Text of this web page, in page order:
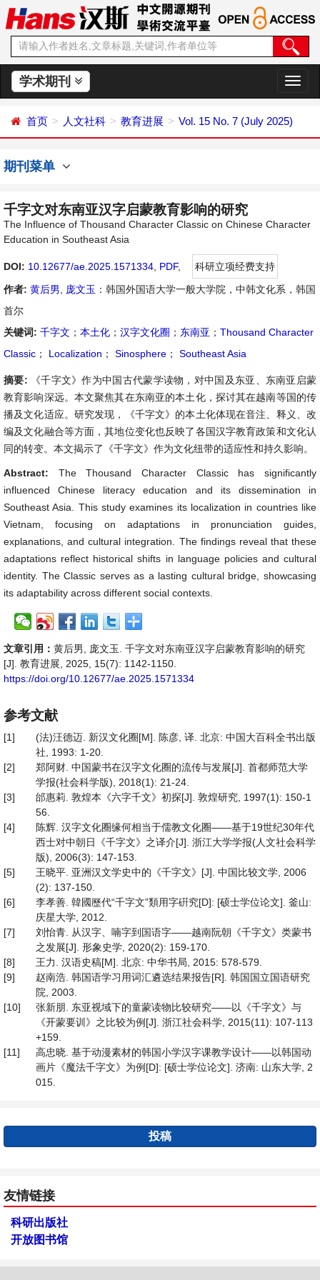
学术期刊
切
换
首页 人文社科 教育进展 Vol. 15 No. 7 (July 2025)
期刊菜单
千字文对东南亚汉字启蒙教育影响的研究
The Influence of Thousand Character Classic on Chinese Character
Education in Southeast Asia
DOI: 10.12677/ae.2025.1571334 PDF,
科研立项经费支持
作者: 黄后男 庞文玉 ：韩国外国语大学一般大学院，中韩文化系，韩国
首尔
关键词: 千字文 ； 本土化 ； 汉字文化圈 ； 东南亚 ； Thousand Character
Classic ； Localization ； Sinosphere ； Southeast Asia
摘要:
《千字文》作为中国古代蒙学读物，对中国及东亚、东南亚启蒙
教育影响深远。本文聚焦其在东南亚的本土化，探讨其在越南等国的传
播及文化适应。研究发现，《千字文》的本土化体现在音注、释义、改
编及文化融合等方面，其地位变化也反映了各国汉字教育政策和文化认
同的转变。本文揭示了《千字文》作为文化纽带的适应性和持久影响。
Abstract: The Thousand Character Classic has significantly
influenced Chinese literacy education and its dissemination in
Southeast Asia. This study examines its localization in countries like
Vietnam, focusing on adaptations in pronunciation guides,
explanations, and cultural integration. The findings reveal that these
adaptations reflect historical shifts in language policies and cultural
identity. The Classic serves as a lasting cultural bridge, showcasing
its adaptability across different social contexts.
文章引用： 黄后男, 庞文玉. 千字文对东南亚汉字启蒙教育影响的研究
[J]. 教育进展, 2025, 15(7): 1142-1150.
https://doi.org/10.12677/ae.2025.1571334
参考文献
[1]
(法)汪德迈. 新汉文化圈[M]. 陈彦, 译. 北京: 中国大百科全书出版
社, 1993: 1-20.
[2]
郑阿财. 中国蒙书在汉字文化圈的流传与发展[J]. 首都师范大学
学报(社会科学版), 2018(1): 21-24.
[3]
邰惠莉. 敦煌本《六字千文》初探[J]. 敦煌研究, 1997(1): 150-1
56.
[4]
陈辉. 汉字文化圈缘何相当于儒教文化圈——基于19世纪30年代
西士对中朝日《千字文》之译介[J]. 浙江大学学报(人文社会科学
版), 2006(3): 147-153.
[5]
王晓平. 亚洲汉文学史中的《千字文》[J]. 中国比较文学, 2006
(2): 137-150.
[6]
李孝善. 韓國歷代“千字文”類用字硏究[D]: [硕士学位论文]. 釜山:
庆星大学, 2012.
[7]
刘怡青. 从汉字、喃字到国语字——越南阮朝《千字文》类蒙书
之发展[J]. 形象史学, 2020(2): 159-170.
[8]
王力. 汉语史稿[M]. 北京: 中华书局, 2015: 578-579.
[9]
赵南浩. 韩国语学习用词汇遴选结果报告[R]. 韩国国立国语研究
院, 2003.
[10]
张新朋. 东亚视域下的童蒙读物比较研究——以《千字文》与
《开蒙要训》之比较为例[J]. 浙江社会科学, 2015(11): 107-113
+159.
[11]
高忠晓. 基于动漫素材的韩国小学汉字课教学设计——以韩国动
画片《魔法千字文》为例[D]: [硕士学位论文]. 济南: 山东大学, 2
015.
投稿
友情链接
科研出版社
开放图书馆